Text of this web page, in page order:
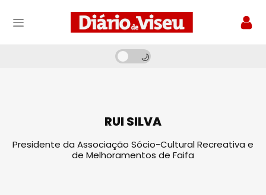
RUI SILVA
Presidente da Associação Sócio-Cultural Recreativa e
de Melhoramentos de Faifa